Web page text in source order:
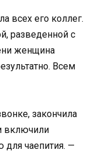
всех его коллег.
разведенной с
женщина
Всем
закончила
включили
чаепития. —